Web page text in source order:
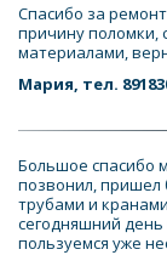
Спасибо за
причину поломки,
материалами,
Мария, тел.
Большое спасибо
позвонил, пришел
трубами и
сегодняшний
пользуемся уже